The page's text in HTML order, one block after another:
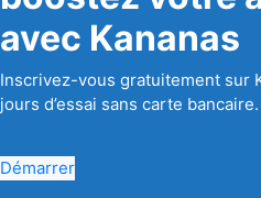
avec Kananas
Inscrivez-vous gratuitement sur
jours d’essai sans carte bancaire.
Démarrer